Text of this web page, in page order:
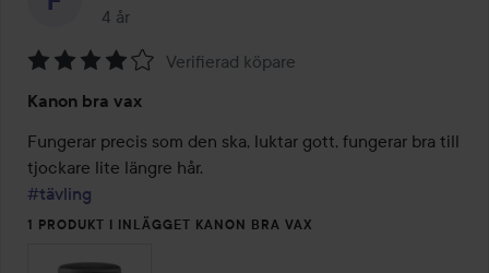
4 år
Inlägget skapades 4 år
4
av
5
Verifierad köpare
Kanon bra vax
Fungerar precis som den ska, luktar gott, fungerar bra till
#tävling
1 PRODUKT I INLÄGGET KANON BRA VAX